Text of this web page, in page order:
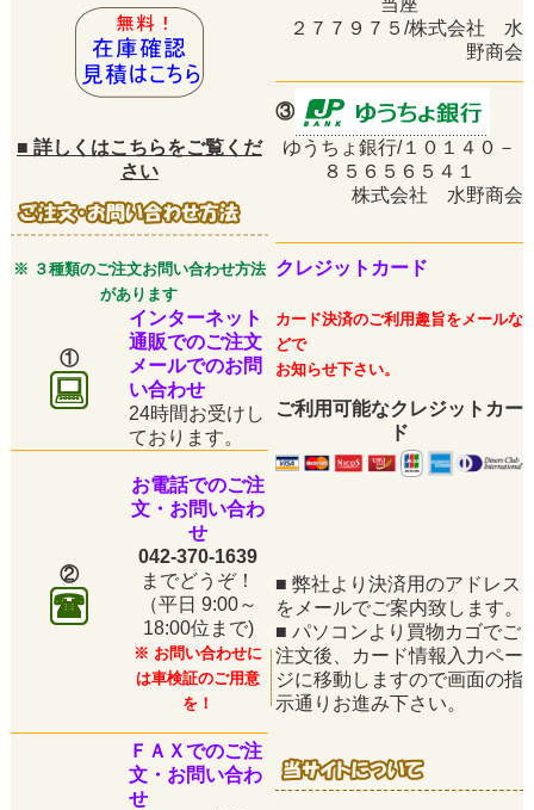
２７７９７５/株式会社 水
野商会
③
■ 詳しくはこちらをご覧くだ
さい
ゆうちょ銀行/１０１４０－
８５６５６５４１
株式会社 水野商会
※ ３種類のご注文お問い合わせ方法
があります
クレジットカード
①
インターネット
通販でのご注文
メールでのお問
い合わせ
24時間お受けし
ております。
カード決済のご利用趣旨をメールな
どで
お知らせ下さい。
ご利用可能なクレジットカー
ド
②
お電話でのご注
文・お問い合わ
せ
042-370-1639
までどうぞ！
（平日 9:00～
18:00位まで)
※ お問い合わせに
は車検証のご用意
を！
■ 弊社より決済用のアドレス
をメールでご案内致します。
■ パソコンより買物カゴでご
注文後、カード情報入力ペー
ジに移動しますので画面の指
示通りお進み下さい。
ＦＡＸでのご注
文・お問い合わ
せ